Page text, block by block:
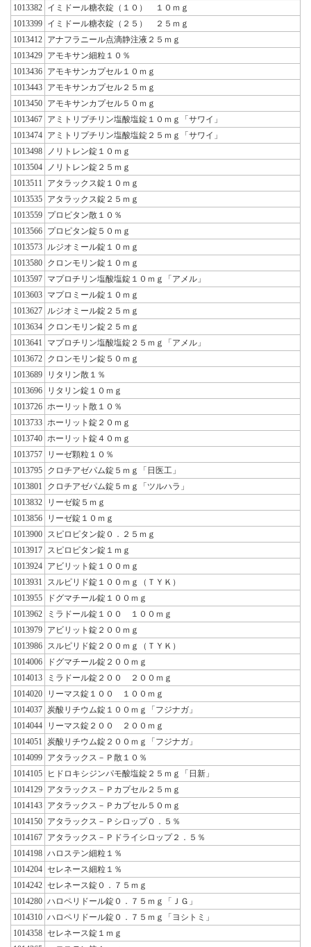
1013382 イミドール糖衣錠（１０） １０ｍｇ
1013399 イミドール糖衣錠（２５） ２５ｍｇ
1013412 アナフラニール点滴静注液２５ｍｇ
1013429 アモキサン細粒１０％
1013436 アモキサンカプセル１０ｍｇ
1013443 アモキサンカプセル２５ｍｇ
1013450 アモキサンカプセル５０ｍｇ
1013467 アミトリプチリン塩酸塩錠１０ｍｇ「サワイ」
1013474 アミトリプチリン塩酸塩錠２５ｍｇ「サワイ」
1013498
ノリトレン錠１０ｍｇ
1013504
ノリトレン錠２５ｍｇ
1013511
アタラックス錠１０ｍｇ
1013535 アタラックス錠２５ｍｇ
1013559 プロピタン散１０％
1013566 プロピタン錠５０ｍｇ
1013573
ルジオミール錠１０ｍｇ
1013580 クロンモリン錠１０ｍｇ
1013597 マプロチリン塩酸塩錠１０ｍｇ「アメル」
1013603 マプロミール錠１０ｍｇ
1013627
ルジオミール錠２５ｍｇ
1013634 クロンモリン錠２５ｍｇ
1013641
マプロチリン塩酸塩錠２５ｍｇ「アメル」
1013672 クロンモリン錠５０ｍｇ
1013689
リタリン散１％
1013696
リタリン錠１０ｍｇ
1013726 ホーリット散１０％
1013733 ホーリット錠２０ｍｇ
1013740 ホーリット錠４０ｍｇ
1013757
リーゼ顆粒１０％
1013795 クロチアゼパム錠５ｍｇ「日医工」
1013801
クロチアゼパム錠５ｍｇ「ツルハラ」
1013832
リーゼ錠５ｍｇ
1013856
リーゼ錠１０ｍｇ
1013900
スピロピタン錠０．２５ｍｇ
1013917
スピロピタン錠１ｍｇ
1013924 アビリット錠１００ｍｇ
1013931
スルピリド錠１００ｍｇ（ＴＹＫ）
1013955
ドグマチール錠１００ｍｇ
1013962
ミラドール錠１００ １００ｍｇ
1013979 アビリット錠２００ｍｇ
1013986
スルピリド錠２００ｍｇ（ＴＹＫ）
1014006
ドグマチール錠２００ｍｇ
1014013
ミラドール錠２００ ２００ｍｇ
1014020
リーマス錠１００ １００ｍｇ
1014037 炭酸リチウム錠１００ｍｇ「フジナガ」
1014044
リーマス錠２００ ２００ｍｇ
1014051
炭酸リチウム錠２００ｍｇ「フジナガ」
1014099 アタラックス－Ｐ散１０％
1014105
ヒドロキシジンパモ酸塩錠２５ｍｇ「日新」
1014129 アタラックス－Ｐカプセル２５ｍｇ
1014143 アタラックス－Ｐカプセル５０ｍｇ
1014150 アタラックス－Ｐシロップ０．５％
1014167 アタラックス－Ｐドライシロップ２．５％
1014198 ハロステン細粒１％
1014204 セレネース細粒１％
1014242 セレネース錠０．７５ｍｇ
1014280 ハロペリドール錠０．７５ｍｇ「ＪＧ」
1014310 ハロペリドール錠０．７５ｍｇ「ヨシトミ」
1014358 セレネース錠１ｍｇ